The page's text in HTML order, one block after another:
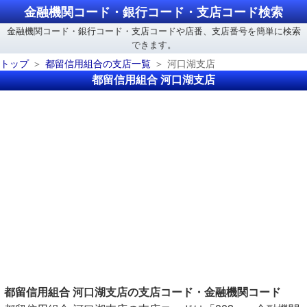
金融機関コード・銀行コード・支店コード検索
金融機関コード・銀行コード・支店コードや店番、支店番号を簡単に検索
できます。
トップ
都留信用組合の支店一覧 河口湖支店
都留信用組合 河口湖支店
都留信用組合 河口湖支店の支店コード・金融機関コード